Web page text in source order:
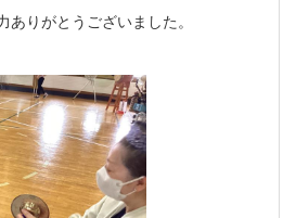
りがとうございました。